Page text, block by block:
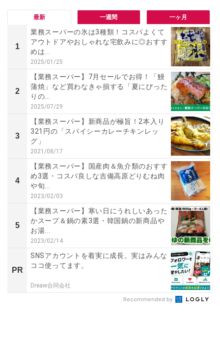
最新 一週間 一ヶ月
1
業務スーパーの氷は3種類！コスパよくて
アウトドアやおしゃれな宅飲みに◎おすす
めは...
2025/01/25
2
【業務スーパー】7月セールでお得！「鰻
蒲焼」など買わなきゃ損する「夏にぴった
りの...
2025/07/29
3
【業務スーパー】新商品が極旨！2本入り
321円の「スパイシーカレーチキンレッ
グ」
2021/08/17
4
【業務スーパー】国産肉＆魚介類のおすす
め3選・コスパ良しな吉備高原どりむね肉
や旬...
2023/02/03
5
【業務スーパー】寒い日にうれしいあった
かスープ＆鍋の素3選・韓国鍋の新商品や
お湯...
2023/02/14
PR
SNSアカウントを着実に成長。実はみんな
ココ使ってます。
Dreaw合同会社
Recommended by